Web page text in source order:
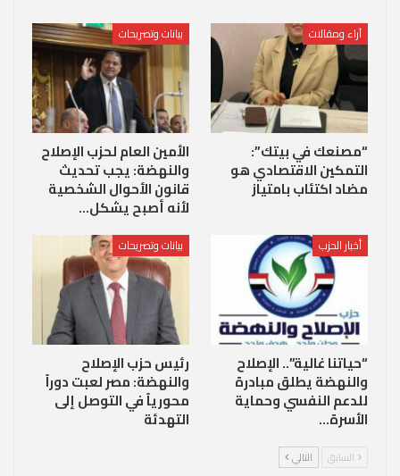
آراء ومقالات
“مصنعك في بيتك”:
التمكين الاقتصادي هو
مضاد اكتئاب بامتياز
بيانات وتصريحات
الأمين العام لحزب الإصلاح
والنهضة: يجب تحديث
قانون الأحوال الشخصية
لأنه أصبح يشكل…
أخبار الحزب
“حياتنا غالية”.. الإصلاح
والنهضة يطلق مبادرة
للدعم النفسي وحماية
الأسرة…
بيانات وتصريحات
رئيس حزب الإصلاح
والنهضة: مصر لعبت دوراً
محورياً في التوصل إلى
التهدئة
السابق التالي